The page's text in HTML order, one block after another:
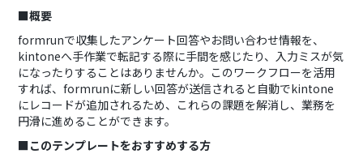
■概要
formrunで収集したアンケート回答やお問い合わせ情報を、
kintoneへ手作業で転記する際に手間を感じたり、入力ミスが気
になったりすることはありませんか。このワークフローを活用
すれば、formrunに新しい回答が送信されると自動でkintone
にレコードが追加されるため、これらの課題を解消し、業務を
円滑に進めることができます。
■このテンプレートをおすすめする方